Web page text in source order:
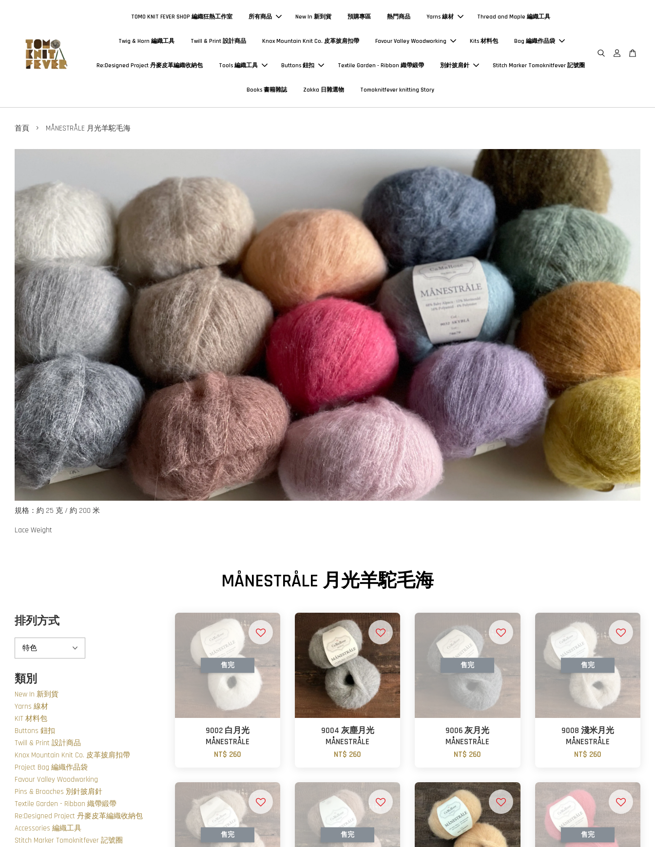
TOMO KNIT FEVER SHOP 編織狂熱工作室 所有商品 New In 新到貨 預購專區 熱門商品 Yarns 線材 Thread and Maple 編織工具
Twig & Horn 編織工具 Twill & Print 設計商品 Knox Mountain Knit Co. 皮革披肩扣帶 Favour Valley Woodworking Kits 材料包 Bag 編織作品袋
Re:Designed Project 丹麥皮革編織收納包 Tools 編織工具 Buttons 鈕扣 Textile Garden - Ribbon 織帶緞帶 別針披肩針 Stitch Marker Tomoknitfever 記號圈
Books 書籍雜誌 Zakka 日雜選物 Tomoknitfever knitting Story
首頁 › MÅNESTRÅLE 月光羊駝毛海
規格：約 25 克 / 約 200 米
Lace Weight
MÅNESTRÅLE 月光羊駝毛海
排列方式
類別
New In 新到貨
Yarns 線材
KIT 材料包
Buttons 鈕扣
Twill & Print 設計商品
Knox Mountain Knit Co. 皮革披肩扣帶
Project Bag 編織作品袋
Favour Valley Woodworking
Pins & Brooches 別針披肩針
Textile Garden - Ribbon 織帶緞帶
Re:Designed Project 丹麥皮革編織收納包
Accessories 編織工具
Stitch Marker Tomoknitfever 記號圈
售完
9002 白月光
MÅNESTRÅLE
NT$ 260
9004 灰塵月光
MÅNESTRÅLE
NT$ 260
售完
9006 灰月光
MÅNESTRÅLE
NT$ 260
售完
9008 淺米月光
MÅNESTRÅLE
NT$ 260
售完 售完 售完